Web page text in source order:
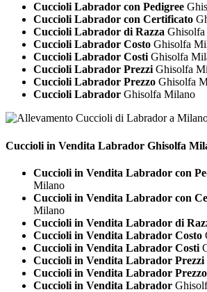
Cuccioli Labrador con Pedigree
Cuccioli Labrador con Certificato
Cuccioli Labrador di Razza
Cuccioli Labrador Costo Ghisolfa
Cuccioli Labrador CostiGhisolfa
Cuccioli Labrador PrezziGhisolfa
Cuccioli Labrador Prezzo Ghisolfa
Cuccioli Labrador Ghisolfa Milano
Cuccioli in Vendita Labrador Ghisolfa
Cuccioli in Vendita Labrador con
Milano
Cuccioli in Vendita Labrador con
Milano
Cuccioli in Vendita Labrador di
Cuccioli in Vendita Labrador Costo
Cuccioli in Vendita Labrador Costi
Cuccioli in Vendita Labrador Prezzi
Cuccioli in Vendita Labrador Prezzo
Cuccioli in Vendita Labrador